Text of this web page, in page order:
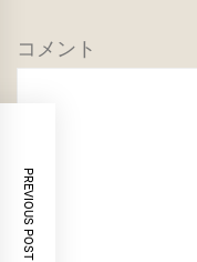
PREVIOUS POST
コメント